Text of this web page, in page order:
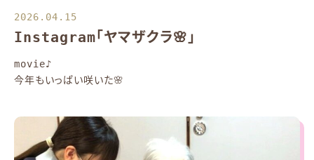
2026.04.15
Instagram「ヤマザクラ🌸」
movie♪
今年もいっぱい咲いた🌸